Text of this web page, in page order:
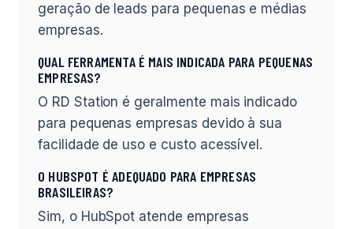
geração de leads para pequenas e médias
empresas.
QUAL FERRAMENTA É MAIS INDICADA PARA PEQUENAS
EMPRESAS?
O RD Station é geralmente mais indicado
para pequenas empresas devido à sua
facilidade de uso e custo acessível.
O HUBSPOT É ADEQUADO PARA EMPRESAS
BRASILEIRAS?
Sim, o HubSpot atende empresas